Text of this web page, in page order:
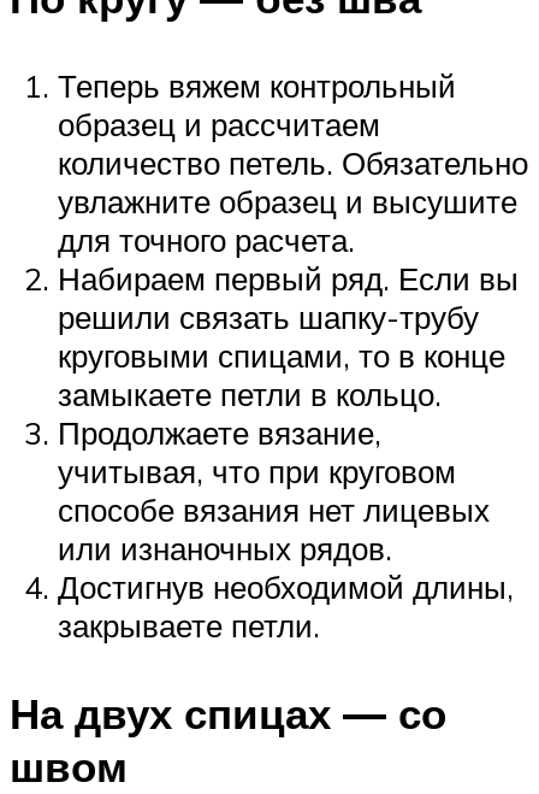
Теперь вяжем контрольный
образец и рассчитаем
количество петель. Обязательно
увлажните образец и высушите
для точного расчета.
Набираем первый ряд. Если вы
решили связать шапку-трубу
круговыми спицами, то в конце
замыкаете петли в кольцо.
Продолжаете вязание,
учитывая, что при круговом
способе вязания нет лицевых
или изнаночных рядов.
Достигнув необходимой длины,
закрываете петли.
На двух спицах — со
швом